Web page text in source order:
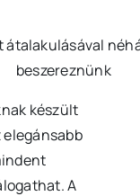
átalakulásával
beszereznünk
készült
elegánsabb
A